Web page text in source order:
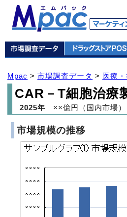
Mpac > 市場調査データ > 医療
CAR－T細胞治療
2025年 ××億円（国内市場）
市場規模の推移